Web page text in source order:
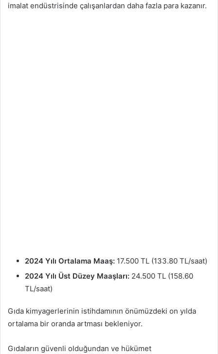
imalat endüstrisinde çalışanlardan daha fazla para kazanır.
2024 Yılı Ortalama Maaş: 17.500 TL (133.80 TL/saat)
2024 Yılı Üst Düzey Maaşları: 24.500 TL (158.60
TL/saat)
Gıda kimyagerlerinin istihdamının önümüzdeki on yılda
ortalama bir oranda artması bekleniyor.
Gıdaların güvenli olduğundan ve hükümet